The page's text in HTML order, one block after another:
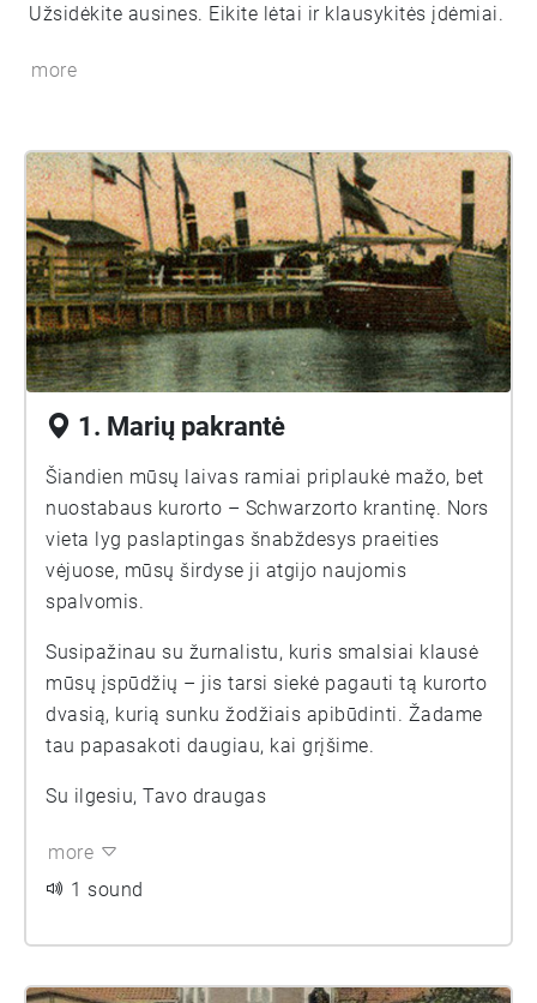
Užsidėkite ausines. Eikite lėtai ir klausykitės įdėmiai.
more
1. Marių pakrantė
Šiandien mūsų laivas ramiai priplaukė mažo, bet
nuostabaus kurorto – Schwarzorto krantinę. Nors
vieta lyg paslaptingas šnabždesys praeities
vėjuose, mūsų širdyse ji atgijo naujomis
spalvomis.
Susipažinau su žurnalistu, kuris smalsiai klausė
mūsų įspūdžių – jis tarsi siekė pagauti tą kurorto
dvasią, kurią sunku žodžiais apibūdinti. Žadame
tau papasakoti daugiau, kai grįšime.
Su ilgesiu, Tavo draugas
more
1 sound